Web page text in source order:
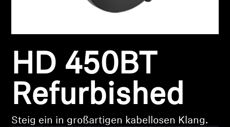
Hearing
Hearing
HD 450BT
Refurbished
Steig ein in großartigen kabellosen Klang.